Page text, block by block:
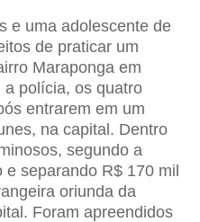
e uma adolescente de
de praticar um
Maraponga em
a polícia, os quatro
entrarem em um
na capital. Dentro
segundo a
separando R$ 170 mil
oriunda da
Foram apreendidos